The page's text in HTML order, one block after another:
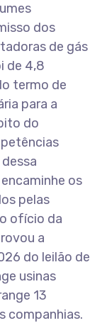
dos
de gás
de 4,8
termo de
para a
do
os
pelas
ofício da
a
do leilão de
usinas
13
companhias.